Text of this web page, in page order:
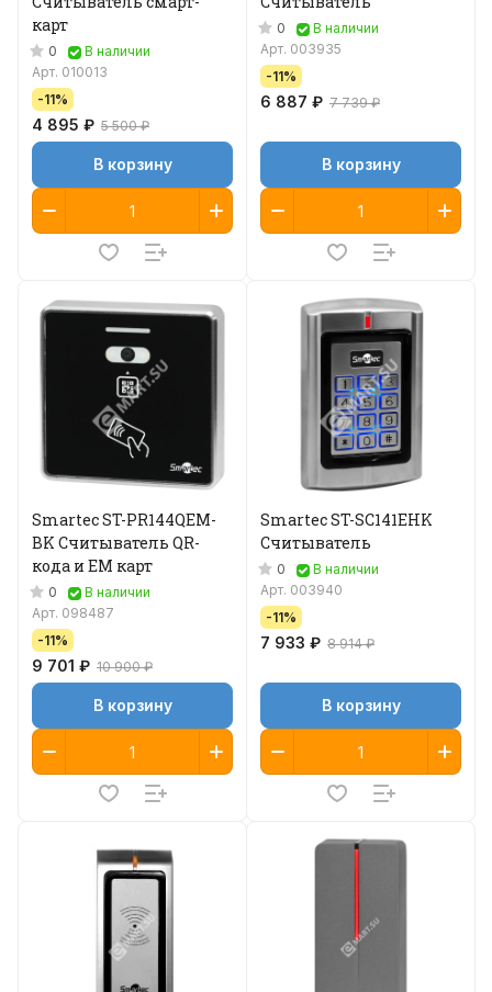
карт
0
В наличии
Арт. 010013
-11%
4 895 ₽ 5 500 ₽
В корзину
0
В наличии
Арт. 003935
-11%
6 887 ₽ 7 739 ₽
В корзину
Smartec ST-PR144QEM-
BK Считыватель QR-
кода и EM карт
0
В наличии
Арт. 098487
-11%
9 701 ₽ 10 900 ₽
В корзину
Smartec ST-SC141EHK
Считыватель
0
В наличии
Арт. 003940
-11%
7 933 ₽ 8 914 ₽
В корзину